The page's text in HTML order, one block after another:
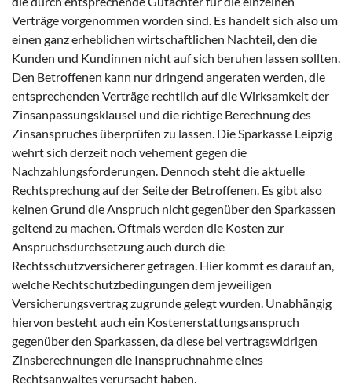
Verträge vorgenommen worden sind. Es handelt sich also um
einen ganz erheblichen wirtschaftlichen Nachteil, den die
Kunden und Kundinnen nicht auf sich beruhen lassen sollten.
Den Betroffenen kann nur dringend angeraten werden, die
entsprechenden Verträge rechtlich auf die Wirksamkeit der
Zinsanpassungsklausel und die richtige Berechnung des
Zinsanspruches überprüfen zu lassen. Die Sparkasse Leipzig
wehrt sich derzeit noch vehement gegen die
Nachzahlungsforderungen. Dennoch steht die aktuelle
Rechtsprechung auf der Seite der Betroffenen. Es gibt also
keinen Grund die Anspruch nicht gegenüber den Sparkassen
geltend zu machen. Oftmals werden die Kosten zur
Anspruchsdurchsetzung auch durch die
Rechtsschutzversicherer getragen. Hier kommt es darauf an,
welche Rechtschutzbedingungen dem jeweiligen
Versicherungsvertrag zugrunde gelegt wurden. Unabhängig
hiervon besteht auch ein Kostenerstattungsanspruch
gegenüber den Sparkassen, da diese bei vertragswidrigen
Zinsberechnungen die Inanspruchnahme eines
Rechtsanwaltes verursacht haben.